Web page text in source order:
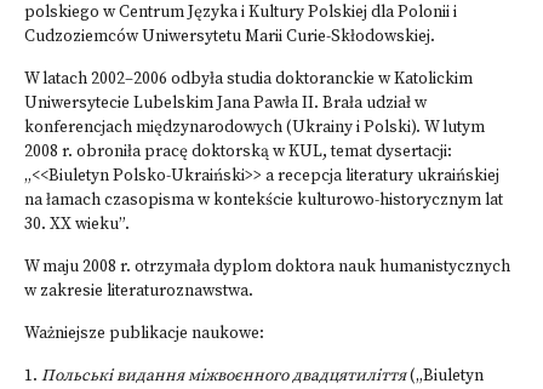
polskiego w Centrum Języka i Kultury Polskiej dla Polonii i
Cudzoziemców Uniwersytetu Marii Curie-Skłodowskiej.
W latach 2002–2006 odbyła studia doktoranckie w Katolickim
Uniwersytecie Lubelskim Jana Pawła II. Brała udział w
konferencjach międzynarodowych (Ukrainy i Polski). W lutym
2008 r. obroniła pracę doktorską w KUL, temat dysertacji:
„<<Biuletyn Polsko-Ukraiński>> a recepcja literatury ukraińskiej
na łamach czasopisma w kontekście kulturowo-historycznym lat
30. XX wieku”.
W maju 2008 r. otrzymała dyplom doktora nauk humanistycznych
w zakresie literaturoznawstwa.
Ważniejsze publikacje naukowe:
1. Польські видання міжвоєнного двадцятиліття(„Biuletyn